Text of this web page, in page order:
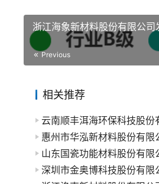
浙江海象新材料股份有限公司
Previous
相关推荐
云南顺丰洱海环保科技股份
惠州市华泓新材料股份有限
山东国瓷功能材料股份有限
深圳市金奥博科技股份有限